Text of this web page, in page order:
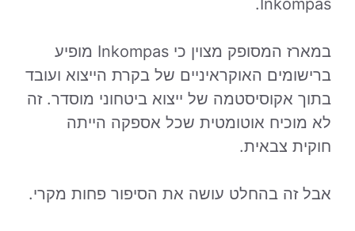
Inkompas.
במארז המסופק מצוין כי Inkompas מופיע
ברישומים האוקראיניים של בקרת הייצוא ועובד
בתוך אקוסיסטמה של ייצוא ביטחוני מוסדר. זה
לא מוכיח אוטומטית שכל אספקה הייתה
חוקית צבאית.
אבל זה בהחלט עושה את הסיפור פחות מקרי.